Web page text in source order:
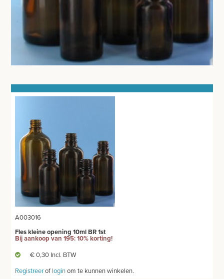
VERBRUIKSMATERIAAL
DIVERSEN
TANDHEELKUNDIG MATERIAAL
CRYO APPARATUUR
UROLOGIE - SONDE - AFZUIGING
FLESSEN - ZALFPOTTEN - BEKERS
PEDICURE - MANICURE
VETERINAIR MATERIAAL
GYNAECOLOGIE
BENODIGDHEDEN EKG
A003016
Fles kleine opening 10ml BR 1st
Bij aankoop van 195: 10% korting!
€ 0,30 Incl. BTW
Registreerof loginom te kunnen winkelen.